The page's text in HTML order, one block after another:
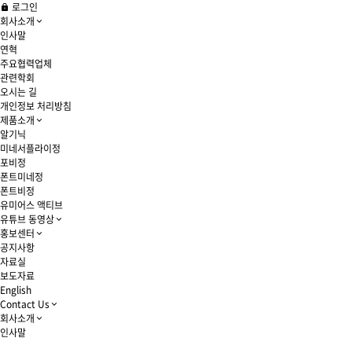
로그인
회사소개
인사말
연혁
주요협력업체
관련학회
오시는 길
개인정보 처리방침
제품소개
알기닉
미네서플라이정
포비정
폰트미네정
폰트비정
유미어스 액티브
유튜브 동영상
홍보센터
공지사항
자료실
보도자료
English
Contact Us
회사소개
인사말